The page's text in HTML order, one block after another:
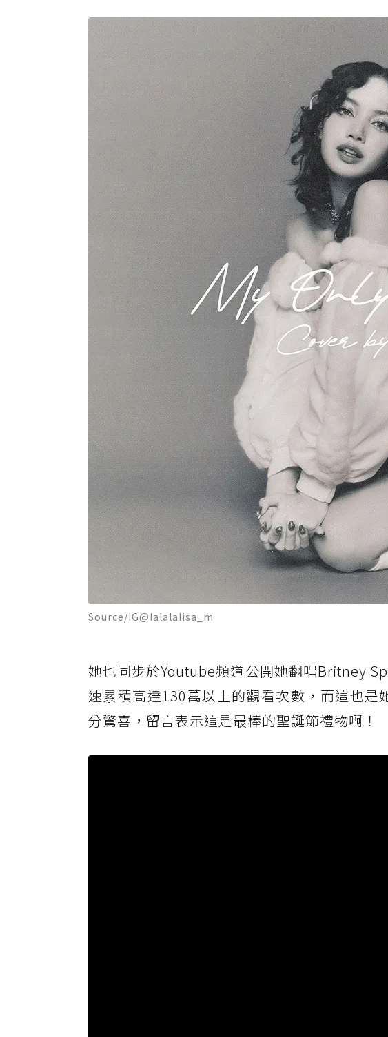
Source/IG@lalalalisa_m
她也同步於Youtube頻道公開她翻唱Britney
速累積高達130萬以上的觀看次數，而這也
分驚喜，留言表示這是最棒的聖誕節禮物啊！